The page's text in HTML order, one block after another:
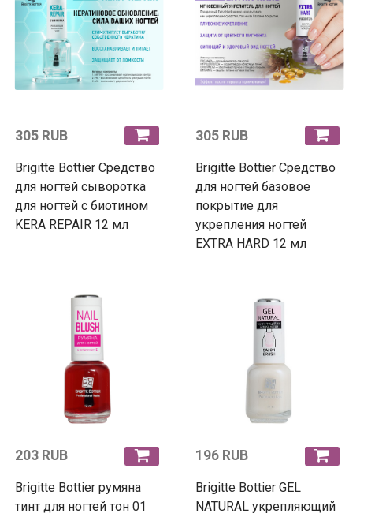
305 RUB
Brigitte Bottier Средство
для ногтей сыворотка
для ногтей с биотином
KERA REPAIR 12 мл
305 RUB
Brigitte Bottier Средство
для ногтей базовое
покрытие для
укрепления ногтей
EXTRA HARD 12 мл
203 RUB
Brigitte Bottier румяна
тинт для ногтей тон 01
196 RUB
Brigitte Bottier GEL
NATURAL укрепляющий